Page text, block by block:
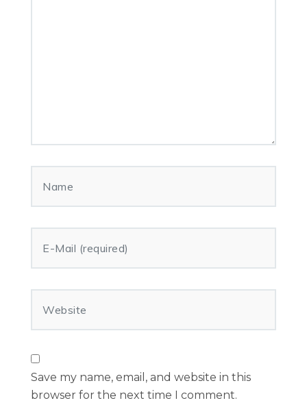
Save my name, email, and website in this
browser for the next time I comment.